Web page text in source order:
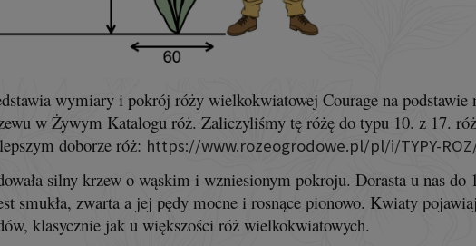
wymiary i pokrój róży wielkokwiatowej Courage na podstawie
w Żywym Katalogu róż. Zaliczyliśmy tę różę do typu 10. z 17.
doborze róż: https://www.rozeogrodowe.pl/pl/i/TYPY-
silny krzew o wąskim i wzniesionym pokroju. Dorasta u nas
smukła, zwarta a jej pędy mocne i rosnące pionowo. Kwiaty
klasycznie jak u większości róż wielkokwiatowych.